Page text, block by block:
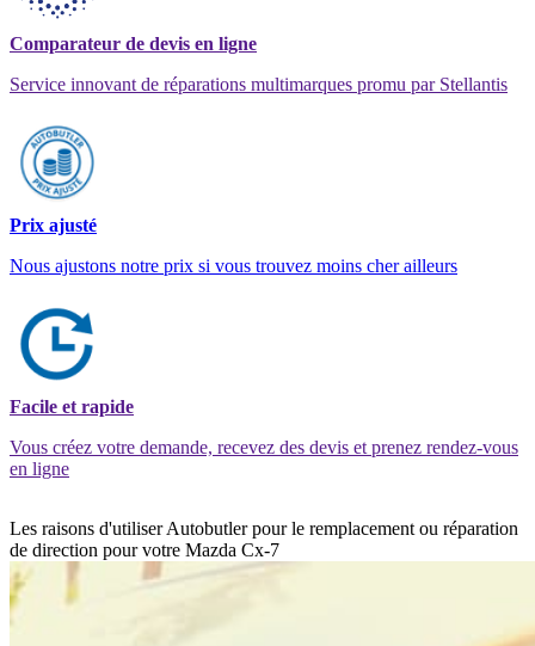
Comparateur de devis en ligne
Service innovant de réparations multimarques promu par Stellantis
Prix ajusté
Nous ajustons notre prix si vous trouvez moins cher ailleurs
Facile et rapide
Vous créez votre demande, recevez des devis et prenez rendez-vous
en ligne
Les raisons d'utiliser Autobutler pour le remplacement ou réparation
de direction pour votre Mazda Cx-7